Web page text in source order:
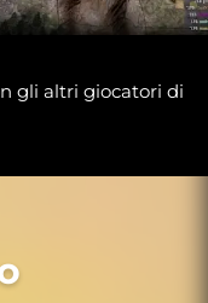
gli altri giocatori di